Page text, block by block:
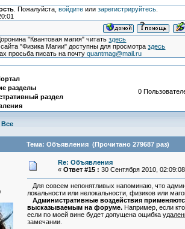
. Пожалуйста, войдитеили зарегистрируйтесь.
"Квантовая магия" читатьздесь
"Физика Магии" доступны для просмотраздесь
просьба писать на почтуquantmag@mail.ru
разделы
раздел
0
Все
Тема: Объявления (Прочитано 279687 раз)
Re: Объявления
« Ответ #15 : 30 Сентября 2010,
Для совсем непонятливых напоминаю, что
локальности или нелокальности, физиков или
Административные воздействия
высказываемым на форуме.Например, если
если по моей вине будет допущена ощибка
замечании.